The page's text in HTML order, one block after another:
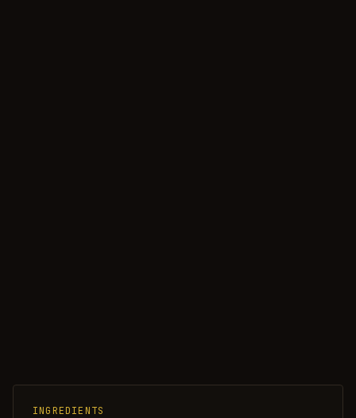
INGREDIENTS